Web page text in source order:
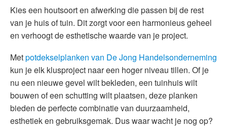
Kies een houtsoort en afwerking die passen bij de rest
van je huis of tuin. Dit zorgt voor een harmonieus geheel
en verhoogt de esthetische waarde van je project.
Metpotdekselplanken van De Jong Handelsonderneming
kun je elk klusproject naar een hoger niveau tillen. Of je
nu een nieuwe gevel wilt bekleden, een tuinhuis wilt
bouwen of een schutting wilt plaatsen, deze planken
bieden de perfecte combinatie van duurzaamheid,
esthetiek en gebruiksgemak. Dus waar wacht je nog op?